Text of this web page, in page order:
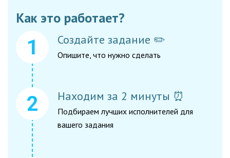
Как это работает?
Создайте задание ✏️
Опишите, что нужно сделать
Находим за 2 минуты ⏰
Подбираем лучших исполнителей для
вашего задания